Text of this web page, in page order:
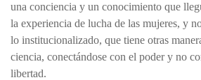
una conciencia y un conocimiento que
la experiencia de lucha de las mujeres, y
lo institucionalizado, que tiene otras
ciencia, conectándose con el poder y no
libertad.